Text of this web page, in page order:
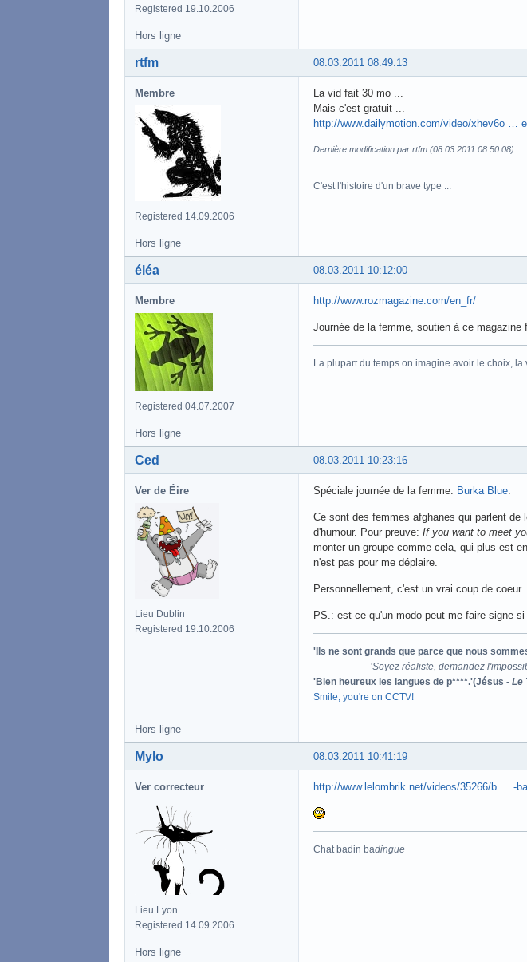
Registered 19.10.2006
Hors ligne
08.03.2011 08:49:13
rtfm
Membre
Registered 14.09.2006
La vid fait 30 mo ...
Mais c'est gratuit ...
http://www.dailymotion.com/video/xhev6o …
Dernière modification par rtfm (08.03.2011 08:50:08)
C'est l'histoire d'un brave type ...
Hors ligne
08.03.2011 10:12:00
éléa
Membre
Registered 04.07.2007
http://www.rozmagazine.com/en_fr/
Journée de la femme, soutien à ce magazine
La plupart du temps on imagine avoir le choix,
Hors ligne
08.03.2011 10:23:16
Ced
Ver de Éire
Lieu Dublin
Registered 19.10.2006
Spéciale journée de la femme: Burka Blue
Ce sont des femmes afghanes qui parlent de
d'humour. Pour preuve: If you want to meet
monter un groupe comme cela, qui plus est
n'est pas pour me déplaire.
Personnellement, c'est un vrai coup de coeur.
PS.: est-ce qu'un modo peut me faire signe
'Ils ne sont grands que parce que nous
'Soyez réaliste, demandez
'Bien heureux les langues de p****.'(Jésus - Le
Smile, you're on CCTV!
Hors ligne
08.03.2011 10:41:19
Mylo
Ver correcteur
Lieu Lyon
Registered 14.09.2006
http://www.lelombrik.net/videos/35266/b … -
Chat badin badingue
Hors ligne